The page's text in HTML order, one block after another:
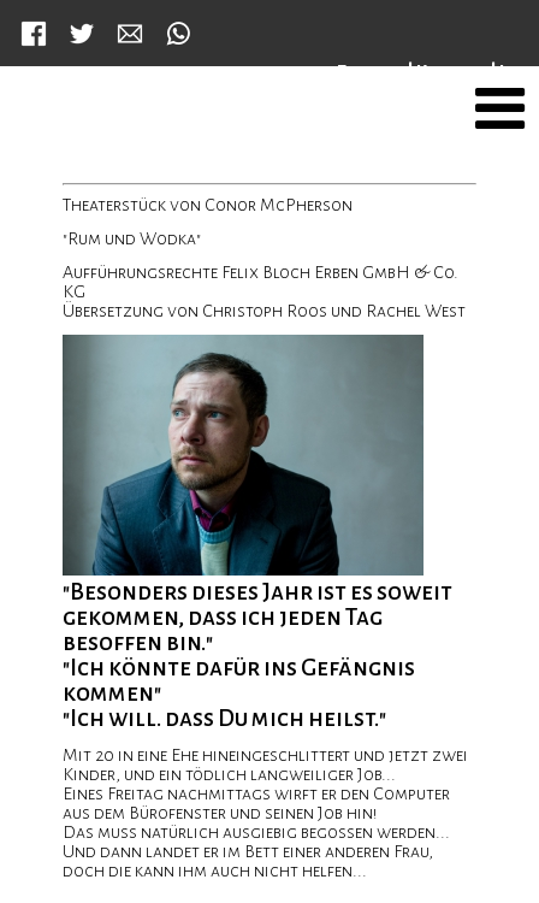
FacebookTwitter Mail
Eingang|Kontakt|Info
Theaterstück von Conor McPherson
"Rum und Wodka"
Aufführungsrechte Felix Bloch Erben GmbH & Co.
KG
Übersetzung von Christoph Roos und Rachel West
"Besonders dieses Jahr ist es soweit
gekommen, dass ich jeden Tag
besoffen bin."
"Ich könnte dafür ins Gefängnis
kommen"
"Ich will. dass Du mich heilst."
Mit 20 in eine Ehe hineingeschlittert und jetzt zwei
Kinder, und ein tödlich langweiliger Job...
Eines Freitag nachmittags wirft er den Computer
aus dem Bürofenster und seinen Job hin!
Das muss natürlich ausgiebig begossen werden...
Und dann landet er im Bett einer anderen Frau,
doch die kann ihm auch nicht helfen...